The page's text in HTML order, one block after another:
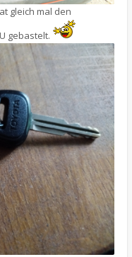
gleich mal den
gebastelt.